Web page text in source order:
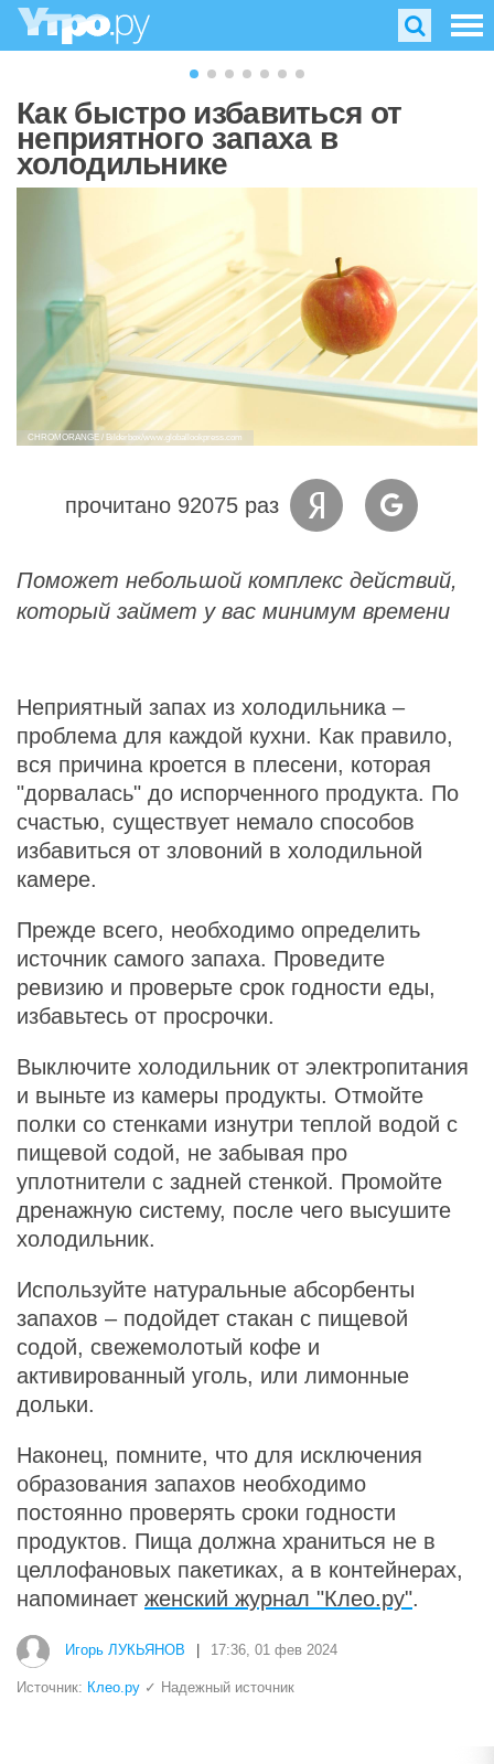
Как быстро избавиться от
неприятного запаха в
холодильнике
CHROMORANGE / Bilderbox/www.globallookpress.com
прочитано 92075 раз
Поможет небольшой комплекс действий,
который займет у вас минимум времени
Неприятный запах из холодильника –
проблема для каждой кухни. Как правило,
вся причина кроется в плесени, которая
"дорвалась" до испорченного продукта. По
счастью, существует немало способов
избавиться от зловоний в холодильной
камере.
Прежде всего, необходимо определить
источник самого запаха. Проведите
ревизию и проверьте срок годности еды,
избавьтесь от просрочки.
Выключите холодильник от электропитания
и выньте из камеры продукты. Отмойте
полки со стенками изнутри теплой водой с
пищевой содой, не забывая про
уплотнители с задней стенкой. Промойте
дренажную систему, после чего высушите
холодильник.
Используйте натуральные абсорбенты
запахов – подойдет стакан с пищевой
содой, свежемолотый кофе и
активированный уголь, или лимонные
дольки.
Наконец, помните, что для исключения
образования запахов необходимо
постоянно проверять сроки годности
продуктов. Пища должна храниться не в
целлофановых пакетиках, а в контейнерах,
напоминает женский журнал "Клео.ру".
Игорь ЛУКЬЯНОВ 17:36, 01 фев 2024
Источник: Клео.ру ✓ Надежный источник